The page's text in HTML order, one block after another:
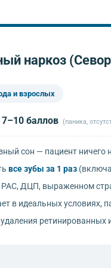
наркоз
и взрослых
7–10 баллов (паника,
сон — пациент ничего
все зубы за 1 раз
РАС, ДЦП, выраженном
в идеальных условиях,
ретинированных